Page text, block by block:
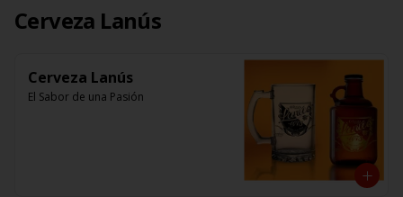
Cerveza Lanús
Cerveza Lanús
El Sabor de una Pasión